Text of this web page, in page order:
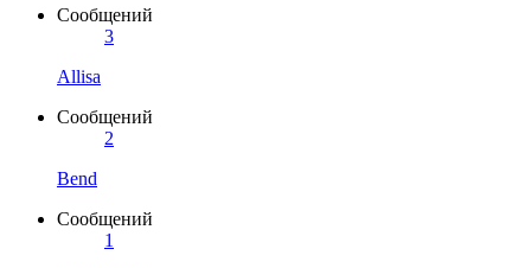
Сообщений
3
Allisa
Сообщений
2
Bend
Сообщений
1